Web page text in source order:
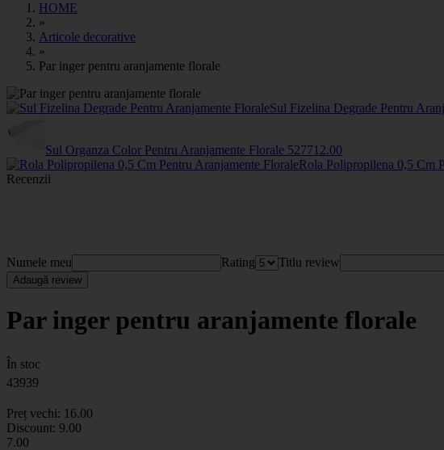
HOME
»
Articole decorative
»
Par inger pentru aranjamente florale
Sul Fizelina Degrade Pentru
Sul Organza Color Pentru Aranjamente Florale 527712.00
Rola Polipropilena 0,5 Cm
Recenzii
Numele meu Rating Titlu review
Adaugă review
Par inger pentru aranjamente florale
În stoc
43939
Preț vechi: 16.00
Discount: 9.00
7.00